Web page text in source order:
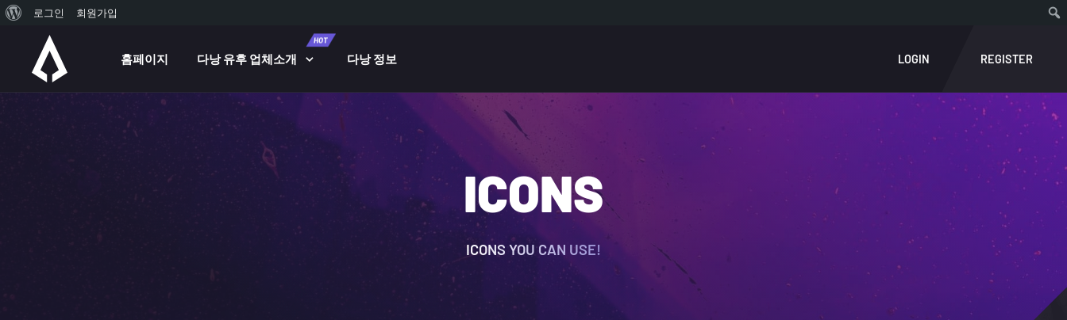
로그인 회원가입
Skip to main content
홈페이지 다낭 유후 업체소개
HOT
다낭 정보 LOGIN REGISTER
ICONS
ICONS YOU CAN USE!